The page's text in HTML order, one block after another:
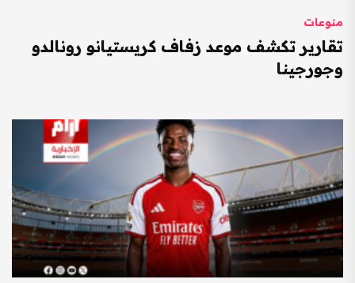
منوعات
تقارير تكشف موعد زفاف كريستيانو رونالدو
وجورجينا